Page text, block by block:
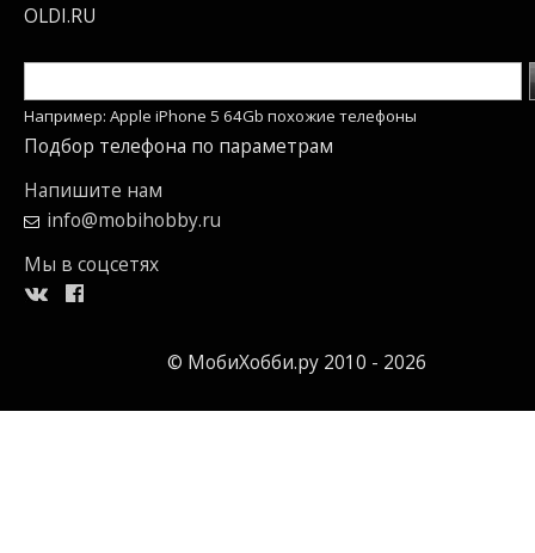
OLDI.RU
Например: Apple iPhone 5 64Gb похожие телефоны
Подбор телефона по параметрам
Напишите нам
info@mobihobby.ru
Мы в соцсетях
© МобиХобби.ру 2010 - 2026